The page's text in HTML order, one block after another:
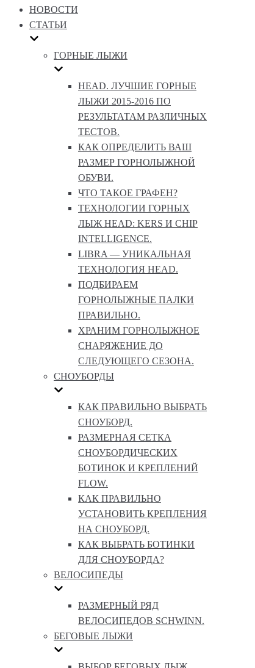
НОВОСТИ
СТАТЬИ
ГОРНЫЕ ЛЫЖИ
HEAD. ЛУЧШИЕ ГОРНЫЕ
ЛЫЖИ 2015-2016 ПО
РЕЗУЛЬТАТАМ РАЗЛИЧНЫХ
ТЕСТОВ.
КАК ОПРЕДЕЛИТЬ ВАШ
РАЗМЕР ГОРНОЛЫЖНОЙ
ОБУВИ.
ЧТО ТАКОЕ ГРАФЕН?
ТЕХНОЛОГИИ ГОРНЫХ
ЛЫЖ HEAD: KERS И CHIP
INTELLIGENCE.
LIBRA — УНИКАЛЬНАЯ
ТЕХНОЛОГИЯ HEAD.
ПОДБИРАЕМ
ГОРНОЛЫЖНЫЕ ПАЛКИ
ПРАВИЛЬНО.
ХРАНИМ ГОРНОЛЫЖНОЕ
СНАРЯЖЕНИЕ ДО
СЛЕДУЮЩЕГО СЕЗОНА.
СНОУБОРДЫ
КАК ПРАВИЛЬНО ВЫБРАТЬ
СНОУБОРД.
РАЗМЕРНАЯ СЕТКА
СНОУБОРДИЧЕСКИХ
БОТИНОК И КРЕПЛЕНИЙ
FLOW.
КАК ПРАВИЛЬНО
УСТАНОВИТЬ КРЕПЛЕНИЯ
НА СНОУБОРД.
КАК ВЫБРАТЬ БОТИНКИ
ДЛЯ СНОУБОРДА?
ВЕЛОСИПЕДЫ
РАЗМЕРНЫЙ РЯД
ВЕЛОСИПЕДОВ SCHWINN.
БЕГОВЫЕ ЛЫЖИ